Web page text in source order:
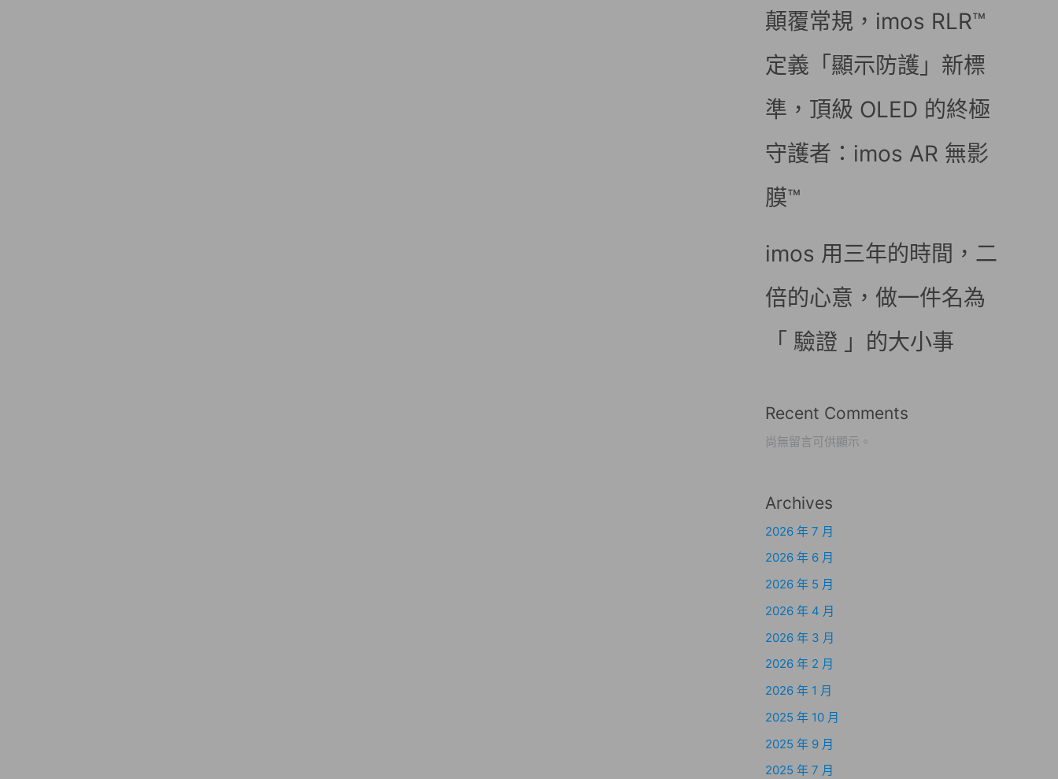
顛覆常規，imos RLR™
定義「顯示防護」新標
準，頂級 OLED 的終極
守護者：imos AR 無影
膜™
imos 用三年的時間，二
倍的心意，做一件名為
「 驗證 」的大小事
Recent Comments
尚無留言可供顯示。
Archives
2026 年 7 月
2026 年 6 月
2026 年 5 月
2026 年 4 月
2026 年 3 月
2026 年 2 月
2026 年 1 月
2025 年 10 月
2025 年 9 月
2025 年 7 月